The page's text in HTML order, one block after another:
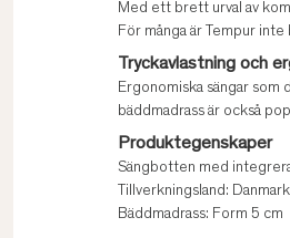
Med ett brett urval av
För många är Tempur
Tryckavlastning och
Ergonomiska sängar som
bäddmadrass är också
Produktegenskaper
Sängbotten med
Tillverkningsland: Danmark
Bäddmadrass: Form 5 cm